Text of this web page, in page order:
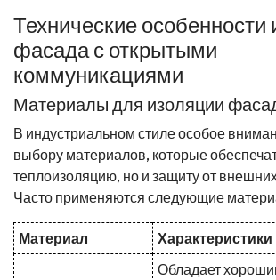
Технические особенности
фасада с открытыми
коммуникациями
Материалы для изоляции
В индустриальном стиле особое
выбору материалов, которые
теплоизоляцию, но и защиту от
Часто применяются следующие
Материал Характеристики
Обладает